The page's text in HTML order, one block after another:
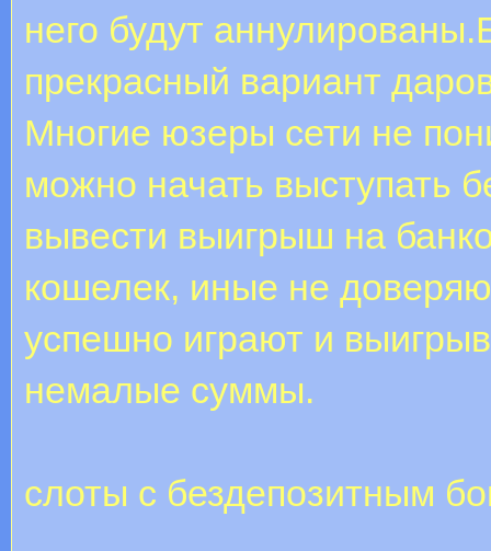
него будут
прекрасный вариант
Многие юзеры сети не
можно начать выступать
вывести выигрыш на
кошелек, иные не
успешно играют и
немалые суммы.
слоты с бездепозитным